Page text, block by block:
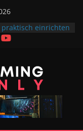
einrichten
So verschwindet
deine
Sessions
verbinden
Gaming-